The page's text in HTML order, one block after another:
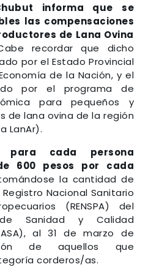
informa que se
las compensaciones
de Lana Ovina
recordar que dicho
por el Estado Provincial
de la Nación, y el
por el programa de
para pequeños y
de lana ovina de la región
LanAr).
para cada persona
600 pesos por cada
la cantidad de
Nacional Sanitario
(RENSPA) del
Sanidad y Calidad
al 31 de marzo de
de aquellos que
corderos/as.